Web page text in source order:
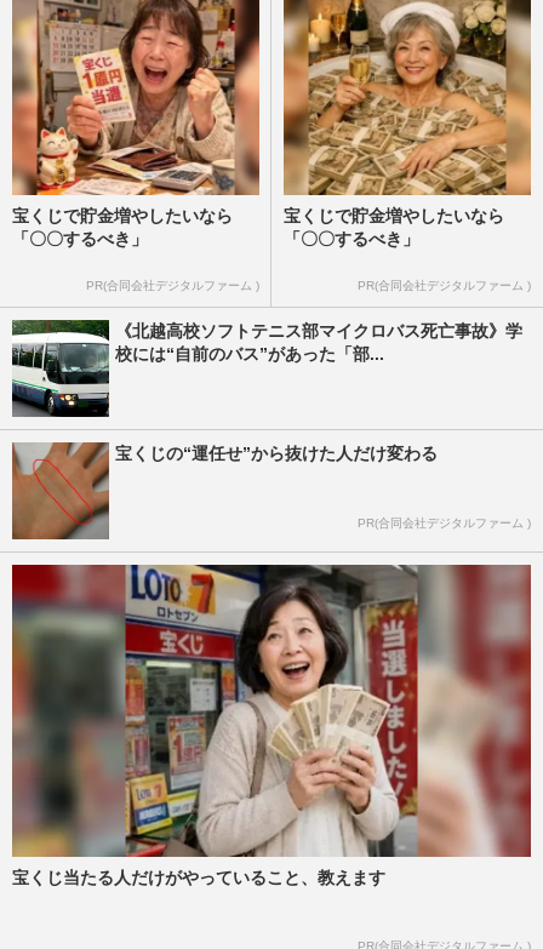
宝くじで貯金増やしたいなら
「〇〇するべき」
PR(合同会社デジタルファーム )
宝くじで貯金増やしたいなら
「〇〇するべき」
PR(合同会社デジタルファーム )
《北越高校ソフトテニス部マイクロバス死亡事故》学
校には“自前のバス”があった「部...
宝くじの“運任せ”から抜けた人だけ変わる
PR(合同会社デジタルファーム )
宝くじ当たる人だけがやっていること、教えます